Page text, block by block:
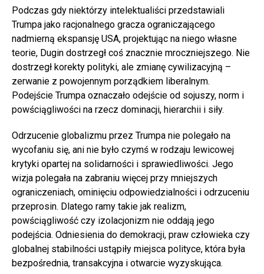
Podczas gdy niektórzy intelektualiści przedstawiali
Trumpa jako racjonalnego gracza ograniczającego
nadmierną ekspansję USA, projektując na niego własne
teorie, Dugin dostrzegł coś znacznie mroczniejszego. Nie
dostrzegł korekty polityki, ale zmianę cywilizacyjną –
zerwanie z powojennym porządkiem liberalnym.
Podejście Trumpa oznaczało odejście od sojuszy, norm i
powściągliwości na rzecz dominacji, hierarchii i siły.
Odrzucenie globalizmu przez Trumpa nie polegało na
wycofaniu się, ani nie było czymś w rodzaju lewicowej
krytyki opartej na solidarności i sprawiedliwości. Jego
wizja polegała na zabraniu więcej przy mniejszych
ograniczeniach, ominięciu odpowiedzialności i odrzuceniu
przeprosin. Dlatego ramy takie jak realizm,
powściągliwość czy izolacjonizm nie oddają jego
podejścia. Odniesienia do demokracji, praw człowieka czy
globalnej stabilności ustąpiły miejsca polityce, która była
bezpośrednia, transakcyjna i otwarcie wyzyskująca.